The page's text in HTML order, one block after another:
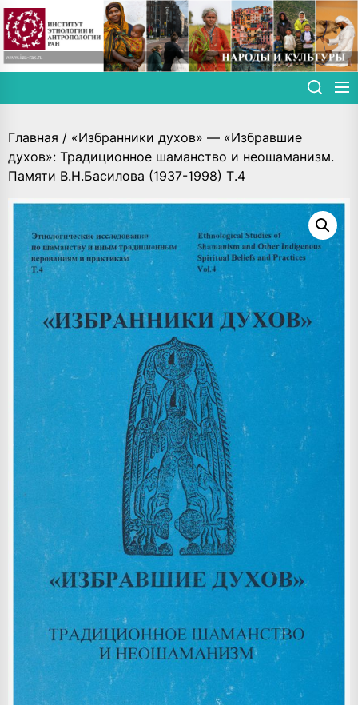
Skip
to
the
content
Главная / «Избранники духов» — «Избравшие
духов»: Традиционное шаманство и неошаманизм.
Памяти В.Н.Басилова (1937-1998) Т.4